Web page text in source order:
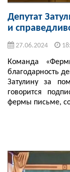
Депутат
и
27.06.2024
Команда
благодарность
Затулину за
говорится
фермы письме,